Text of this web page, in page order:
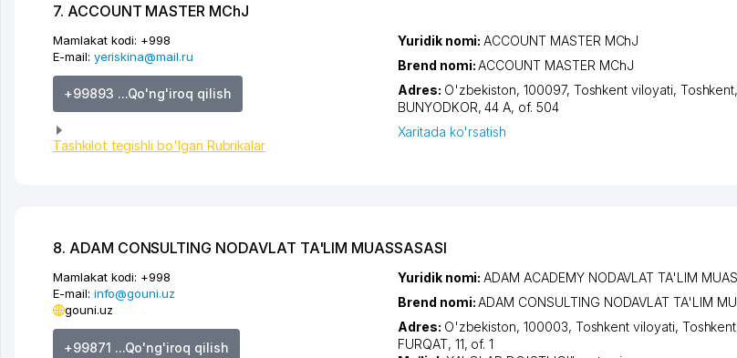
7. ACCOUNT MASTER MChJ
Mamlakat kodi: +998
E-mail: yeriskina@mail.ru
+99893 ...Qo'ng'iroq qilish
Tashkilot tegishli bo'lgan Rubrikalar
Yuridik nomi:ACCOUNT MASTER MChJ
Brend nomi:ACCOUNT MASTER MChJ
Adres: O'zbekiston, 100097, Toshkent viloyati, Toshkent,
BUNYODKOR, 44 A, of. 504
Xaritada ko'rsatish
8. ADAM CONSULTING NODAVLAT TA'LIM MUASSASASI
Mamlakat kodi: +998
E-mail: info@gouni.uz
gouni.uz
+99871 ...Qo'ng'iroq qilish
Yuridik nomi:ADAM ACADEMY NODAVLAT TA'LIM
Brend nomi:ADAM CONSULTING NODAVLAT TA'LIM
Adres: O'zbekiston, 100003, Toshkent viloyati, Toshkent
FURQAT, 11, of. 1